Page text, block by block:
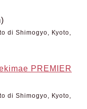
di Shimogyo, Kyoto,
PREMIER
di Shimogyo, Kyoto,